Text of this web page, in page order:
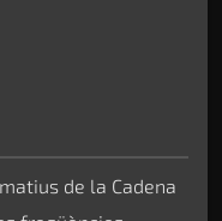
de la Cadena